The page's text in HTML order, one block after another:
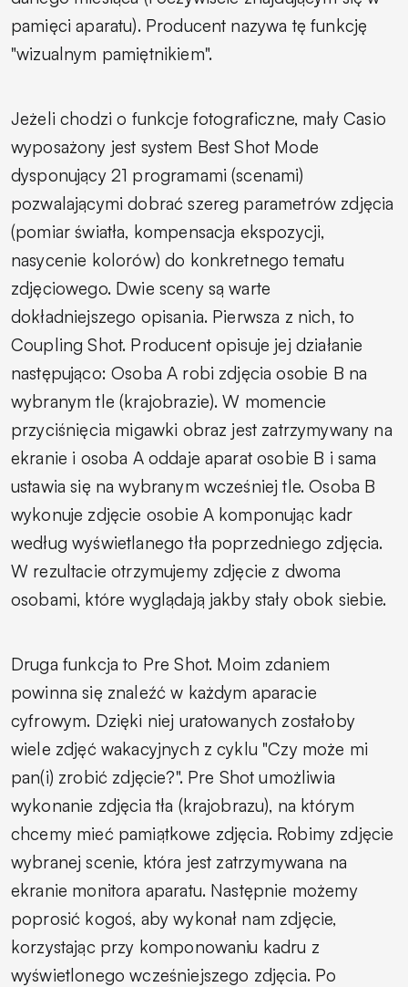
pamięci aparatu). Producent nazywa tę funkcję
"wizualnym pamiętnikiem".
Jeżeli chodzi o funkcje fotograficzne, mały Casio
wyposażony jest system Best Shot Mode
dysponujący 21 programami (scenami)
pozwalającymi dobrać szereg parametrów zdjęcia
(pomiar światła, kompensacja ekspozycji,
nasycenie kolorów) do konkretnego tematu
zdjęciowego. Dwie sceny są warte
dokładniejszego opisania. Pierwsza z nich, to
Coupling Shot. Producent opisuje jej działanie
następująco: Osoba A robi zdjęcia osobie B na
wybranym tle (krajobrazie). W momencie
przyciśnięcia migawki obraz jest zatrzymywany na
ekranie i osoba A oddaje aparat osobie B i sama
ustawia się na wybranym wcześniej tle. Osoba B
wykonuje zdjęcie osobie A komponując kadr
według wyświetlanego tła poprzedniego zdjęcia.
W rezultacie otrzymujemy zdjęcie z dwoma
osobami, które wyglądają jakby stały obok siebie.
Druga funkcja to Pre Shot. Moim zdaniem
powinna się znaleźć w każdym aparacie
cyfrowym. Dzięki niej uratowanych zostałoby
wiele zdjęć wakacyjnych z cyklu "Czy może mi
pan(i) zrobić zdjęcie?". Pre Shot umożliwia
wykonanie zdjęcia tła (krajobrazu), na którym
chcemy mieć pamiątkowe zdjęcia. Robimy zdjęcie
wybranej scenie, która jest zatrzymywana na
ekranie monitora aparatu. Następnie możemy
poprosić kogoś, aby wykonał nam zdjęcie,
korzystając przy komponowaniu kadru z
wyświetlonego wcześniejszego zdjęcia. Po